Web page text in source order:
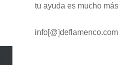
tu ayuda es mucho
info[@]deflamenco.com